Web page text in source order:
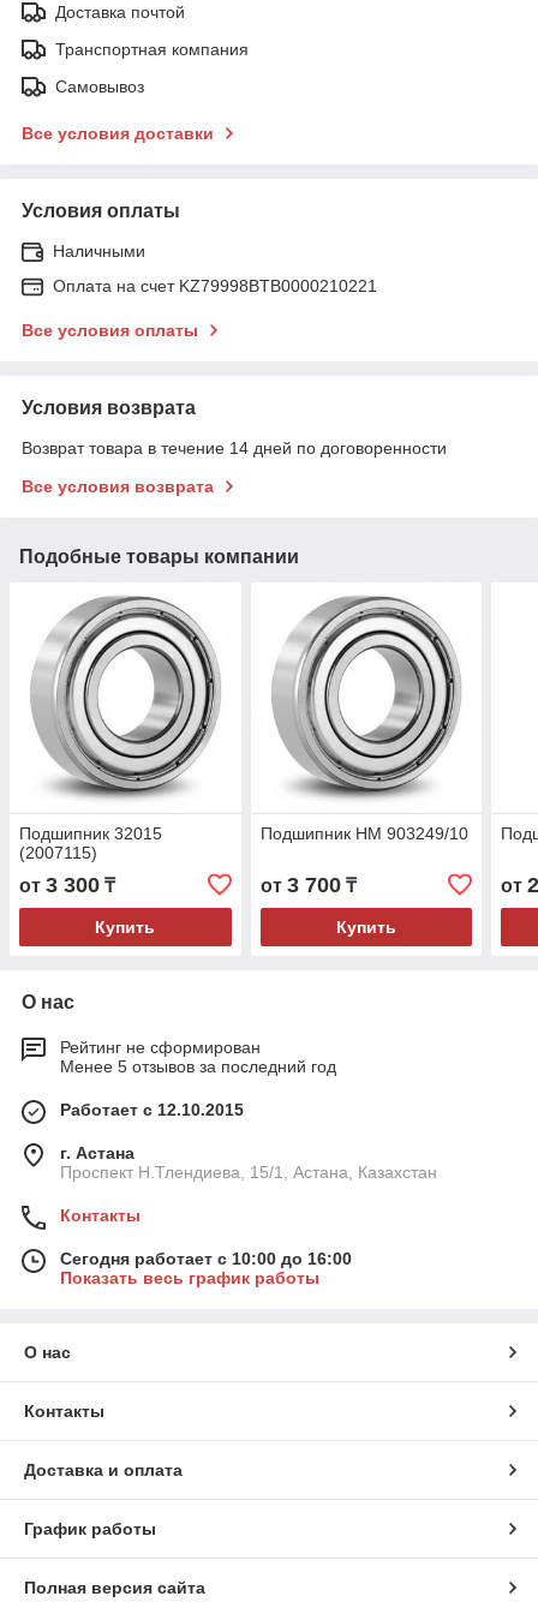
Доставка почтой
Транспортная компания
Самовывоз
Все условия доставки
Условия оплаты
Наличными
Оплата на счет KZ79998BTB0000210221
Все условия оплаты
Условия возврата
Возврат товара в течение 14 дней по договоренности
Все условия возврата
Подобные товары компании
Подшипник 32015
(2007115)
от 3 300 ₸
Купить
Подшипник HM 903249/10
от 3 700₸
Купить
от
О нас
Рейтинг не сформирован
Менее 5 отзывов за последний год
Работает с 12.10.2015
г. Астана
Проспект Н.Тлендиева, 15/1, Астана, Казахстан
Контакты
Сегодня работает с 10:00 до 16:00
Показать весь график работы
О нас
Контакты
Доставка и оплата
График работы
Полная версия сайта